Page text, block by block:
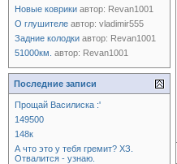
Новые коврики автор: Revan1001
О глушителе автор: vladimir555
Задние колодки автор: Revan1001
51000км. автор: Revan1001
Последние записи
Прощай Василиска :'
149500
148к
А что это у тебя гремит? ХЗ.
Отвалится - узнаю.